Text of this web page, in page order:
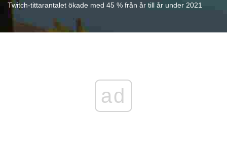
Twitch-tittarantalet ökade med 45 % från år till år under 2021
ad